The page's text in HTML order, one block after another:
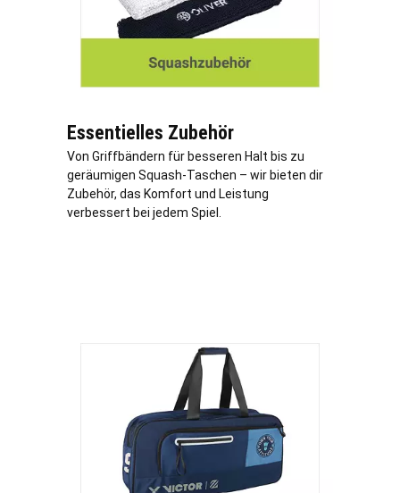
Essentielles Zubehör
Von Griffbändern für besseren Halt bis zu
geräumigen Squash-Taschen – wir bieten dir
Zubehör, das Komfort und Leistung
verbessert bei jedem Spiel.